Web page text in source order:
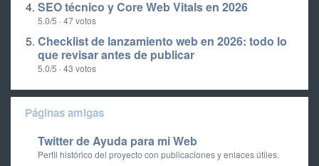
SEO técnico y Core Web Vitals en 2026
5.0/5 · 47 votos
Checklist de lanzamiento web en 2026: todo lo
que revisar antes de publicar
5.0/5 · 43 votos
Páginas amigas
Twitter de Ayuda para mi Web
Perfil histórico del proyecto con publicaciones y enlaces útiles.